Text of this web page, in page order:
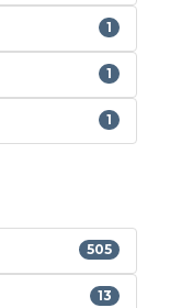
1
1
1
505
13